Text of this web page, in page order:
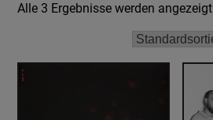
Alle 3 Ergebnisse werden angezeigt